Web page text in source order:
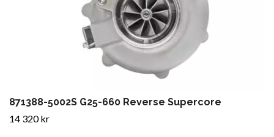
871388-5002S G25-660 Reverse Supercore
14 320 kr